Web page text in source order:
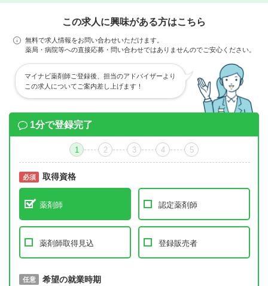
この求人に興味がある方はこちら
無料で求人情報をお問い合わせいただけます。
薬局・病院等への直接応募・問い合わせではありませんのでご安心ください。
マイナビ薬剤師ご登録後、担当のアドバイザーより
この求人についてご案内差し上げます！
1分で登録完了
1 2 3 4 5
必須 取得資格
薬剤師 認定薬剤師
薬剤師取得見込 登録販売者
必須 取得予定年
任意 希望の就業時期